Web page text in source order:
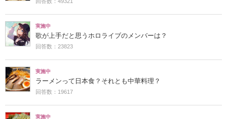
実施中
歌が上手だと思うホロライブのメンバーは？
回答数：23823
実施中
ラーメンって日本食？それとも中華料理？
回答数：19617
実施中